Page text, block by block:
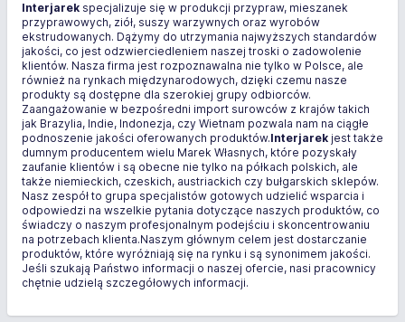
Interjarek specjalizuje się w produkcji przypraw, mieszanek
przyprawowych, ziół, suszy warzywnych oraz wyrobów
ekstrudowanych. Dążymy do utrzymania najwyższych standardów
jakości, co jest odzwierciedleniem naszej troski o zadowolenie
klientów. Nasza firma jest rozpoznawalna nie tylko w Polsce, ale
również na rynkach międzynarodowych, dzięki czemu nasze
produkty są dostępne dla szerokiej grupy odbiorców.
Zaangażowanie w bezpośredni import surowców z krajów takich
jak Brazylia, Indie, Indonezja, czy Wietnam pozwala nam na ciągłe
podnoszenie jakości oferowanych produktów.Interjarek jest także
dumnym producentem wielu Marek Własnych, które pozyskały
zaufanie klientów i są obecne nie tylko na półkach polskich, ale
także niemieckich, czeskich, austriackich czy bułgarskich sklepów.
Nasz zespół to grupa specjalistów gotowych udzielić wsparcia i
odpowiedzi na wszelkie pytania dotyczące naszych produktów, co
świadczy o naszym profesjonalnym podejściu i skoncentrowaniu
na potrzebach klienta.Naszym głównym celem jest dostarczanie
produktów, które wyróżniają się na rynku i są synonimem jakości.
Jeśli szukają Państwo informacji o naszej ofercie, nasi pracownicy
chętnie udzielą szczegółowych informacji.